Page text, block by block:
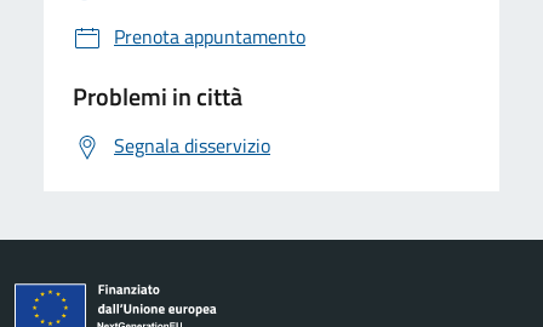
Prenota appuntamento
Problemi in città
Segnala disservizio